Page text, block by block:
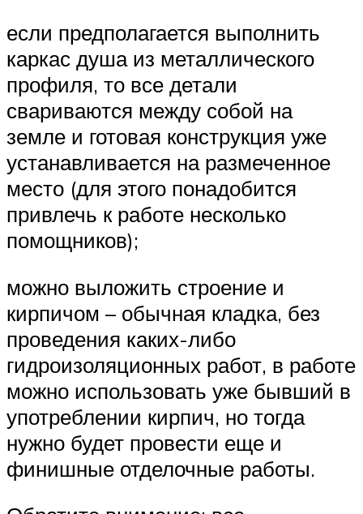
если предполагается выполнить
каркас душа из металлического
профиля, то все детали
свариваются между собой на
земле и готовая конструкция уже
устанавливается на размеченное
место (для этого понадобится
привлечь к работе несколько
помощников);
можно выложить строение и
кирпичом – обычная кладка, без
проведения каких-либо
гидроизоляционных работ, в работе
можно использовать уже бывший в
употреблении кирпич, но тогда
нужно будет провести еще и
финишные отделочные работы.